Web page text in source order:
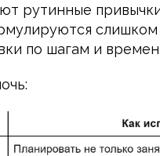
рутинные
слишком
по шагам и